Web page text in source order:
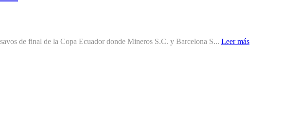
de final de la Copa Ecuador donde Mineros S.C. y Barcelona S... Leer más